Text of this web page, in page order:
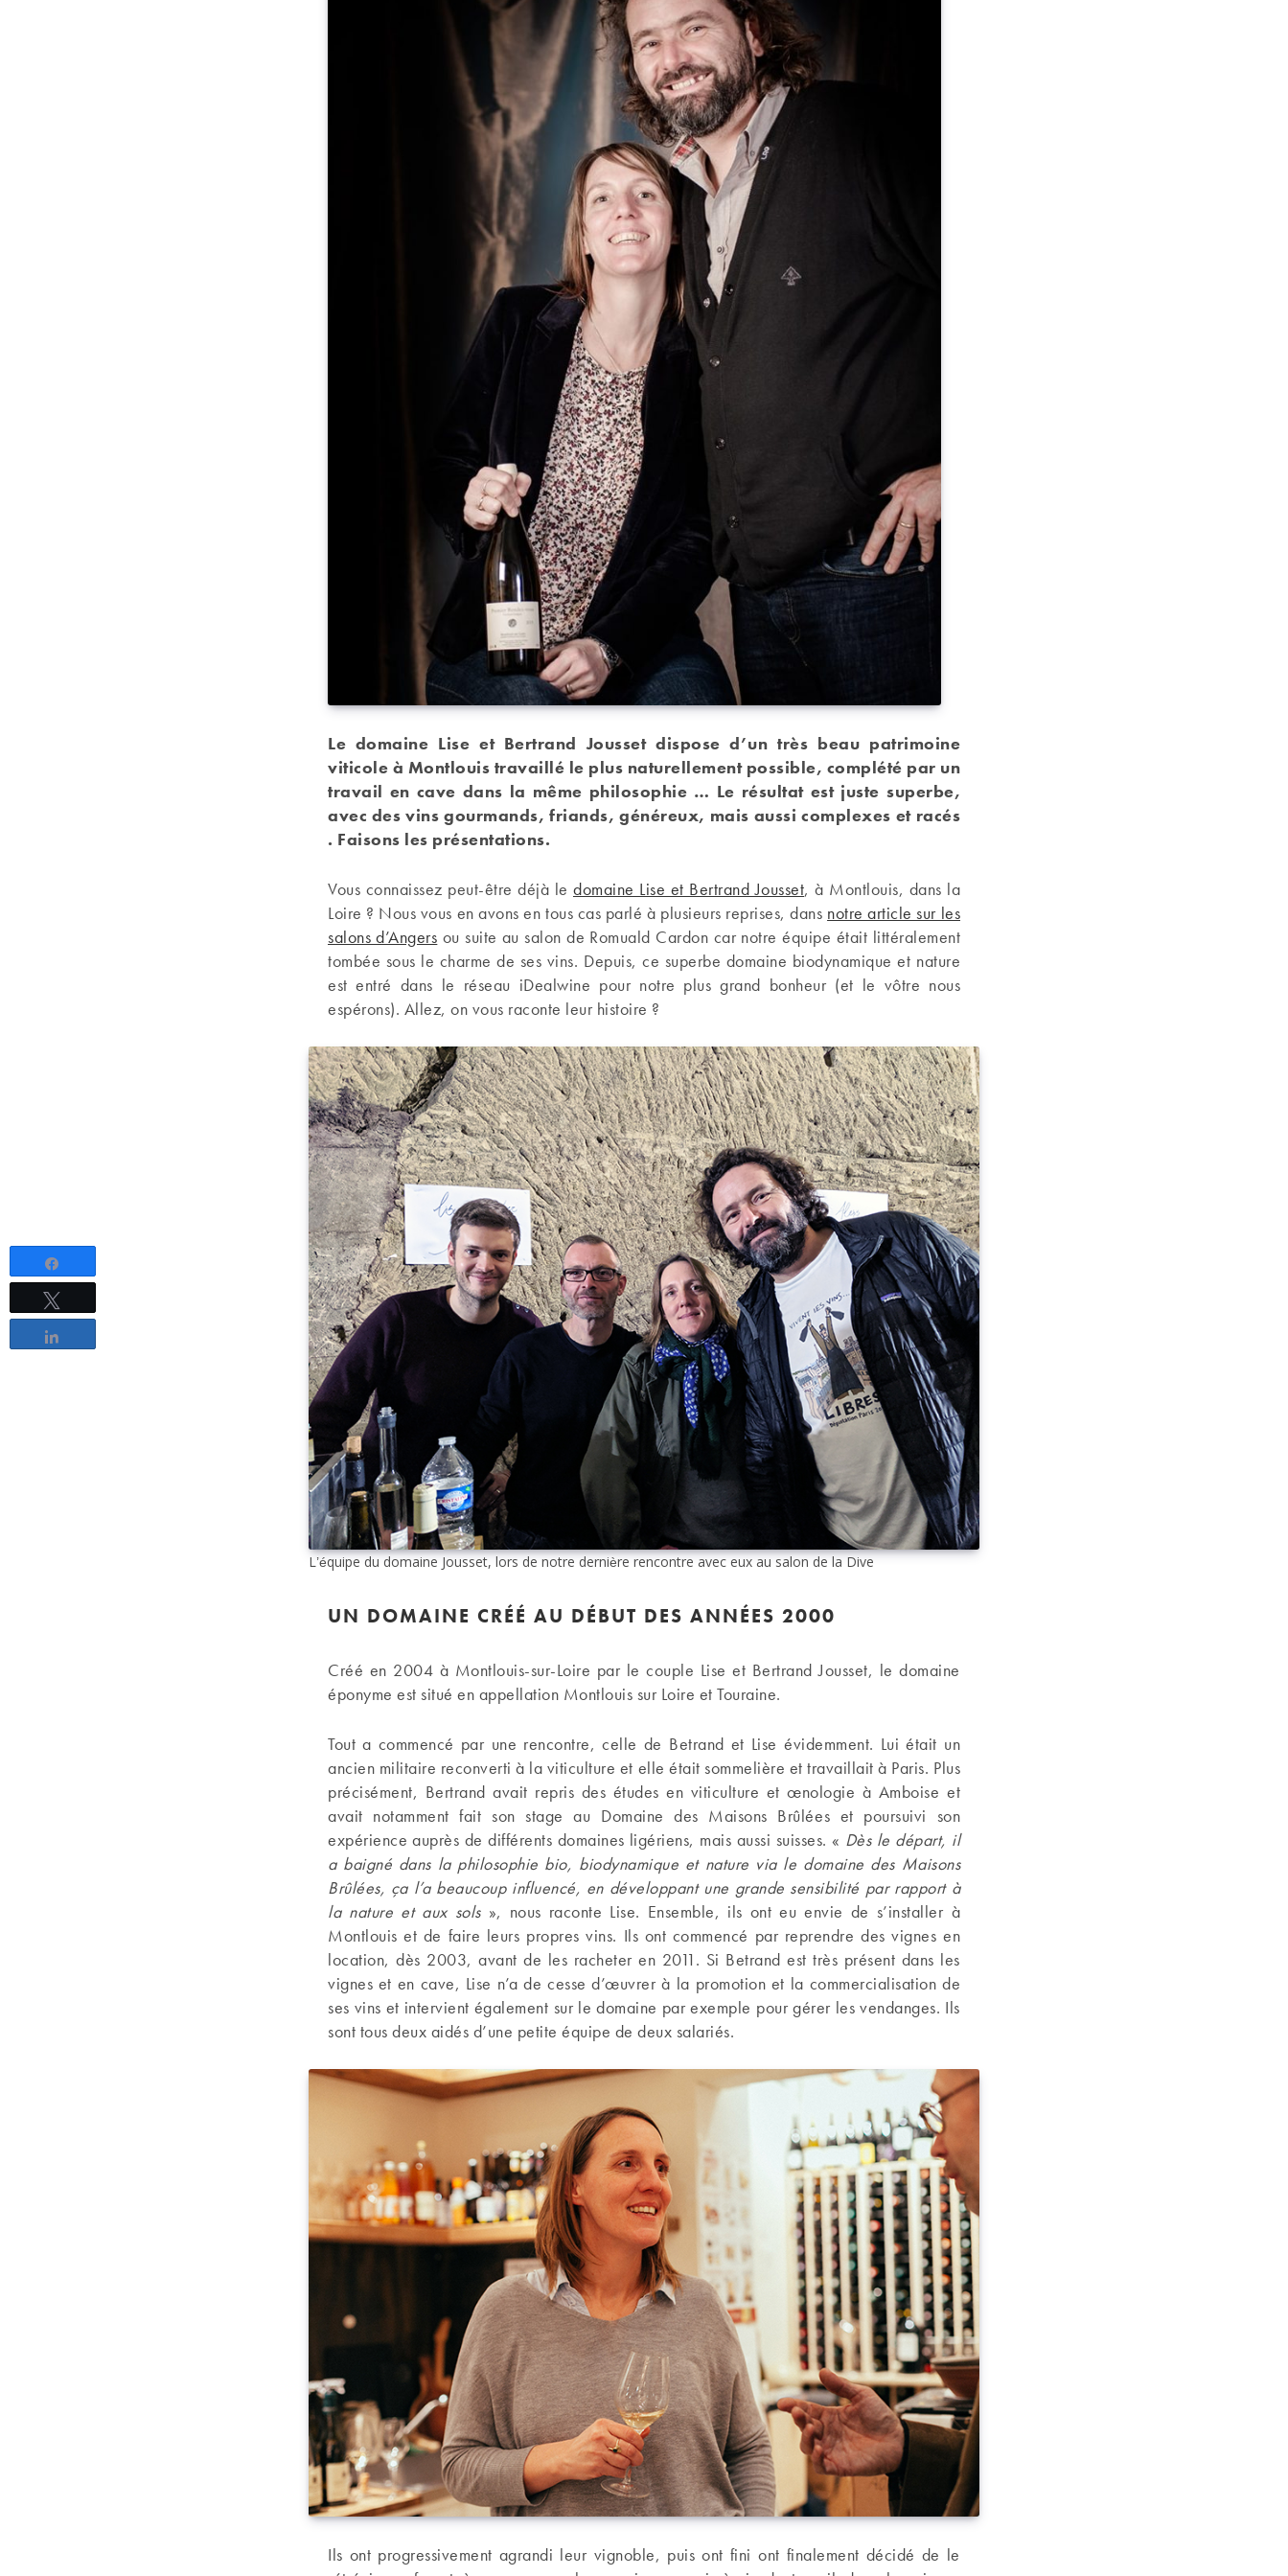
Le domaine Lise et Bertrand Jousset dispose d’un très beau patrimoine
viticole à Montlouis travaillé le plus naturellement possible, complété par un
travail en cave dans la même philosophie … Le résultat est juste superbe,
avec des vins gourmands, friands, généreux, mais aussi complexes et racés
. Faisons les présentations.
Vous connaissez peut-être déjà le domaine Lise et Bertrand Jousset, à Montlouis, dans la
Loire ? Nous vous en avons en tous cas parlé à plusieurs reprises, dans notre article sur les
salons d’Angers ou suite au salon de Romuald Cardon car notre équipe était littéralement
tombée sous le charme de ses vins. Depuis, ce superbe domaine biodynamique et nature
est entré dans le réseau iDealwine pour notre plus grand bonheur (et le vôtre nous
espérons). Allez, on vous raconte leur histoire ?
L’équipe du domaine Jousset, lors de notre dernière rencontre avec eux au salon de la Dive
UN DOMAINE CRÉÉ AU DÉBUT DES ANNÉES 2000
Créé en 2004 à Montlouis-sur-Loire par le couple Lise et Bertrand Jousset, le domaine
éponyme est situé en appellation Montlouis sur Loire et Touraine.
Tout a commencé par une rencontre, celle de Betrand et Lise évidemment. Lui était un
ancien militaire reconverti à la viticulture et elle était sommelière et travaillait à Paris. Plus
précisément, Bertrand avait repris des études en viticulture et œnologie à Amboise et
avait notamment fait son stage au Domaine des Maisons Brûlées et poursuivi son
expérience auprès de différents domaines ligériens, mais aussi suisses. « Dès le départ, il
a baigné dans la philosophie bio, biodynamique et nature via le domaine des Maisons
Brûlées, ça l’a beaucoup influencé, en développant une grande sensibilité par rapport à
la nature et aux sols», nous raconte Lise. Ensemble, ils ont eu envie de s’installer à
Montlouis et de faire leurs propres vins. Ils ont commencé par reprendre des vignes en
location, dès 2003, avant de les racheter en 2011. Si Betrand est très présent dans les
vignes et en cave, Lise n’a de cesse d’œuvrer à la promotion et la commercialisation de
ses vins et intervient également sur le domaine par exemple pour gérer les vendanges. Ils
sont tous deux aidés d’une petite équipe de deux salariés.
Ils ont progressivement agrandi leur vignoble, puis ont fini ont finalement décidé de le